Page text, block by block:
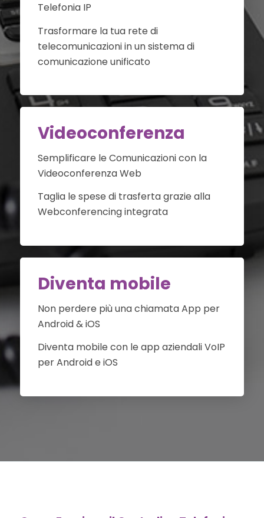
Telefonia IP
Trasformare la tua rete di
telecomunicazioni in un sistema di
comunicazione unificato
Videoconferenza
Semplificare le Comunicazioni con la
Videoconferenza Web
Taglia le spese di trasferta grazie alla
Webconferencing integrata
Diventa mobile
Non perdere più una chiamata App per
Android & iOS
Diventa mobile con le app aziendali VoIP
per Android e iOS